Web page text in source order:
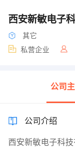
西安新敏电子
其它
私营企业
公司
公司介绍
西安新敏电子科